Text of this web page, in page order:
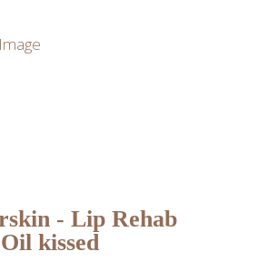
- Lip Rehab
kissed